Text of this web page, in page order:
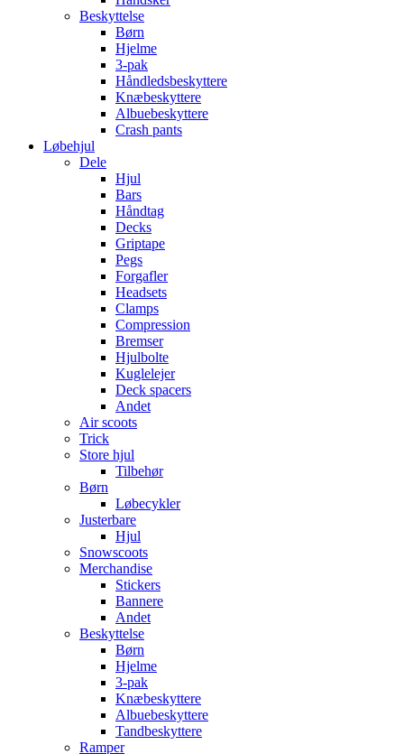
Beskyttelse
Børn
Hjelme
3-pak
Håndledsbeskyttere
Knæbeskyttere
Albuebeskyttere
Crash pants
Løbehjul
Dele
Hjul
Bars
Håndtag
Decks
Griptape
Pegs
Forgafler
Headsets
Clamps
Compression
Bremser
Hjulbolte
Kuglelejer
Deck spacers
Andet
Air scoots
Trick
Store hjul
Tilbehør
Børn
Løbecykler
Justerbare
Hjul
Snowscoots
Merchandise
Stickers
Bannere
Andet
Beskyttelse
Børn
Hjelme
3-pak
Knæbeskyttere
Albuebeskyttere
Tandbeskyttere
Ramper